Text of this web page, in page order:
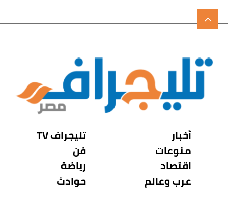
أخبار
منوعات
اقتصاد
عرب وعالم
تليجراف TV
فن
رياضة
حوادث